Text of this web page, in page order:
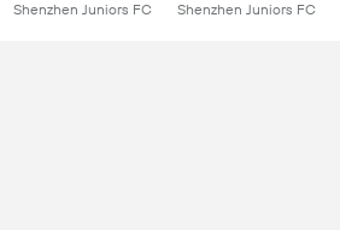
Shenzhen Juniors FC Shenzhen Juniors FC